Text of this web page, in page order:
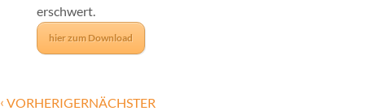
erschwert.
hier zum Download
‹ VORHERIGERNÄCHSTER